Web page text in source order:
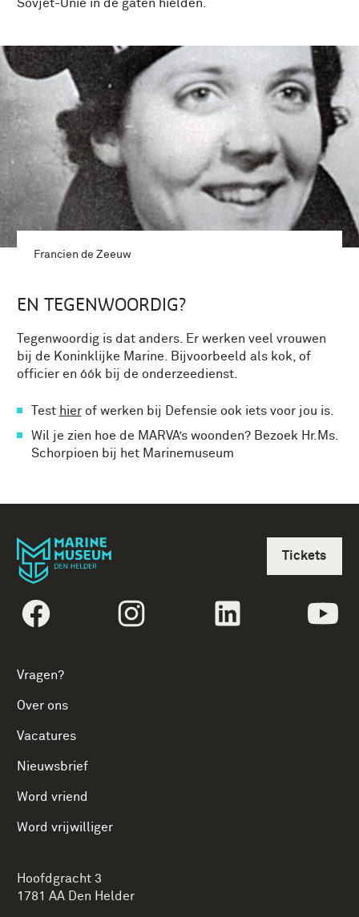
Sovjet-Unie in de gaten hielden.
Francien de Zeeuw
EN TEGENWOORDIG?
Tegenwoordig is dat anders. Er werken veel vrouwen
bij de Koninklijke Marine. Bijvoorbeeld als kok, of
officier en óók bij de onderzeedienst.
Test hierof werken bij Defensie ook iets voor jou is.
Wil je zien hoe de MARVA’s woonden? Bezoek Hr.Ms.
Schorpioen bij het Marinemuseum
volgtekstFacebookvolgtekstInstagramvolgtekstLinkedin
Vragen?
Over ons
Vacatures
Nieuwsbrief
Word vriend
Word vrijwilliger
Tickets
Hoofdgracht 3
1781 AA Den Helder